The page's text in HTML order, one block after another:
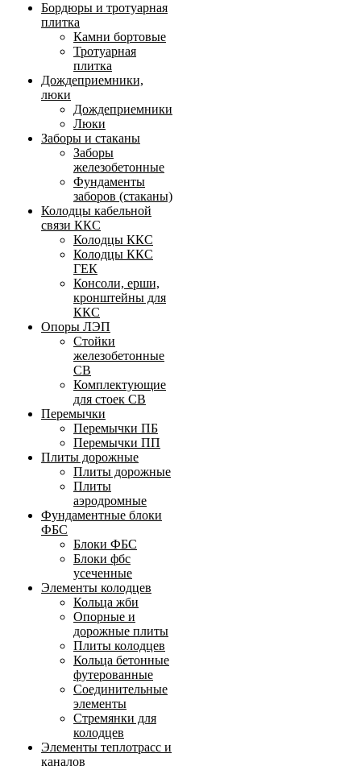
Бордюры и тротуарная
плитка
Камни бортовые
Тротуарная
плитка
Дождеприемники,
люки
Дождеприемники
Люки
Заборы и стаканы
Заборы
железобетонные
Фундаменты
заборов (стаканы)
Колодцы кабельной
связи ККС
Колодцы ККС
Колодцы ККС
ГЕК
Консоли, ерши,
кронштейны для
ККС
Опоры ЛЭП
Стойки
железобетонные
СВ
Комплектующие
для стоек СВ
Перемычки
Перемычки ПБ
Перемычки ПП
Плиты дорожные
Плиты дорожные
Плиты
аэродромные
Фундаментные блоки
ФБС
Блоки ФБС
Блоки фбс
усеченные
Элементы колодцев
Кольца жби
Опорные и
дорожные плиты
Плиты колодцев
Кольца бетонные
футерованные
Соединительные
элементы
Стремянки для
колодцев
Элементы теплотрасс и
каналов